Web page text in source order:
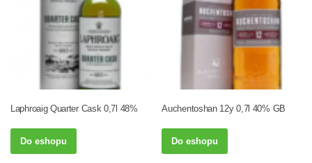
Laphroaig Quarter Cask 0,7l 48%
Do eshopu
Auchentoshan 12y 0,7l 40% GB
Do eshopu